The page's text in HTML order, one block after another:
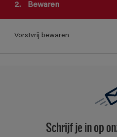
2. Bewaren
Vorstvrij bewaren
Schrijf je in op